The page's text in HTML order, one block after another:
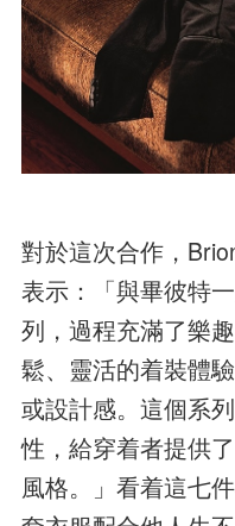
對於這次合作，
表示：「與畢彼特
列，過程充滿了樂
鬆、靈活的着裝體
或設計感。這個系
性，給穿着者提供
風格。」看着這七